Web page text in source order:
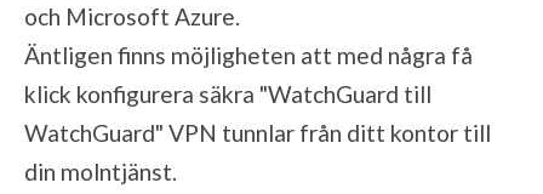
och Microsoft Azure.
Äntligen finns möjligheten att med några få
klick konfigurera säkra "WatchGuard till
WatchGuard" VPN tunnlar från ditt kontor till
din molntjänst.